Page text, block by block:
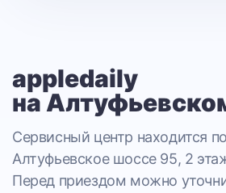
appledaily
на
Сервисный центр находится
Алтуфьевское шоссе 95, 2
Перед приездом можно